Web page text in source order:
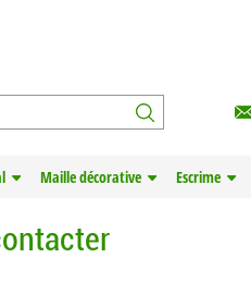
Maille décorative Escrime